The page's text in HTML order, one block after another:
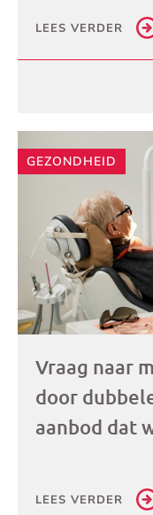
LEES VERDER
GEZONDHEID
Vraag naar
door
aanbod dat
LEES VERDER